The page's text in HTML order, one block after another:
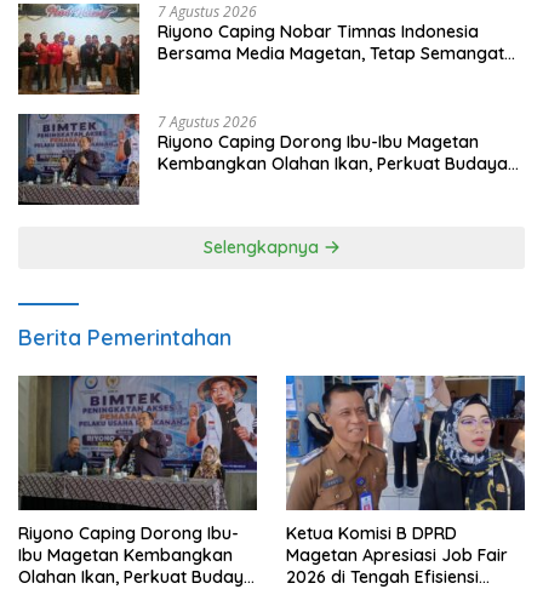
7 Agustus 2026
Riyono Caping Nobar Timnas Indonesia
Bersama Media Magetan, Tetap Semangat
7 Agustus 2026
Riyono Caping Dorong Ibu-Ibu Magetan
Kembangkan Olahan Ikan, Perkuat Budaya
Selengkapnya
Berita Pemerintahan
Riyono Caping Dorong Ibu-
Ibu Magetan Kembangkan
Olahan Ikan, Perkuat Budaya
Ketua Komisi B DPRD
Magetan Apresiasi Job Fair
2026 di Tengah Efisiensi